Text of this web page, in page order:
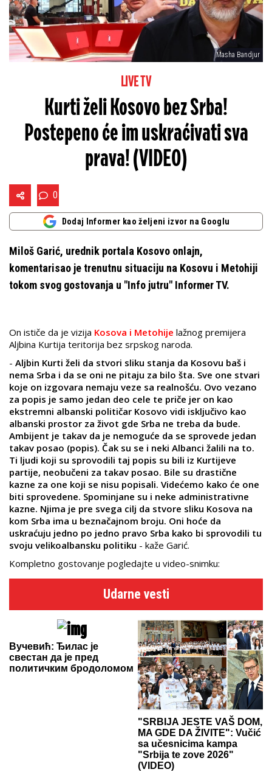
Masha Bandjur
LIVE TV
Kurti želi Kosovo bez Srba!
Postepeno će im uskraćivati sva
prava! (VIDEO)
0
Dodaj Informer kao željeni izvor na Googlu
Miloš Garić, urednik portala Kosovo onlajn,
komentarisao je trenutnu situaciju na Kosovu i Metohiji
tokom svog gostovanja u "Info jutru" Informer TV.
On ističe da je vizija Kosova i Metohije lažnog premijera
Aljbina Kurtija teritorija bez srpskog naroda.
- Aljbin Kurti želi da stvori sliku stanja da Kosovu baš i
nema Srba i da se oni ne pitaju za bilo šta. Sve one stvari
koje on izgovara nemaju veze sa realnošću. Ovo vezano
za popis je samo jedan deo cele te priče jer on kao
ekstremni albanski političar Kosovo vidi isključivo kao
albanski prostor za život gde Srba ne treba da bude.
Ambijent je takav da je nemoguće da se sprovede jedan
takav posao (popis). Čak su se i neki Albanci žalili na to.
Ti ljudi koji su sprovodili taj popis su bili iz Kurtijeve
partije, neobučeni za takav posao. Bile su drastične
kazne za one koji se nisu popisali. Videćemo kako će one
biti sprovedene. Spominjane su i neke administrativne
kazne. Njima je pre svega cilj da stvore sliku Kosova na
kom Srba ima u beznačajnom broju. Oni hoće da
uskraćuju jedno po jedno pravo Srba kako bi sprovodili tu
svoju velikoalbansku politiku - kaže Garić.
Kompletno gostovanje pogledajte u video-snimku:
Udarne vesti
Вучевић: Ђилас је
свестан да је пред
политичким бродоломом
"SRBIJA JESTE VAŠ DOM,
MA GDE DA ŽIVITE": Vučić
sa učesnicima kampa
"Srbija te zove 2026"
(VIDEO)